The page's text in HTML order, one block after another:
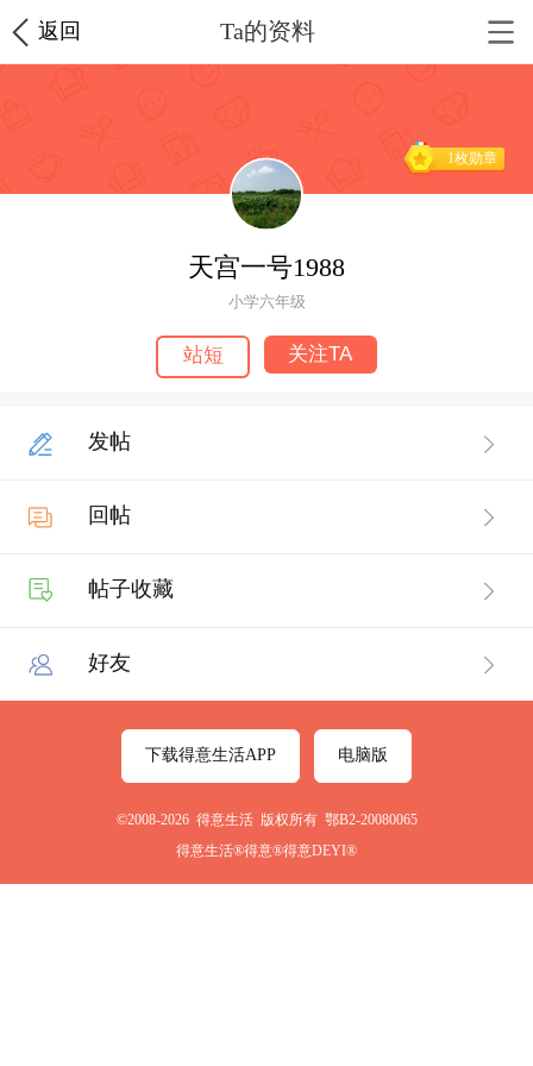
返回 Ta的资料
1枚勋章
天宫一号1988
小学六年级
站短 关注TA
发帖
回帖
帖子收藏
好友
下载得意生活APP 电脑版
©2008-2026 得意生活 版权所有 鄂B2-20080065
得意生活®得意®得意DEYI®